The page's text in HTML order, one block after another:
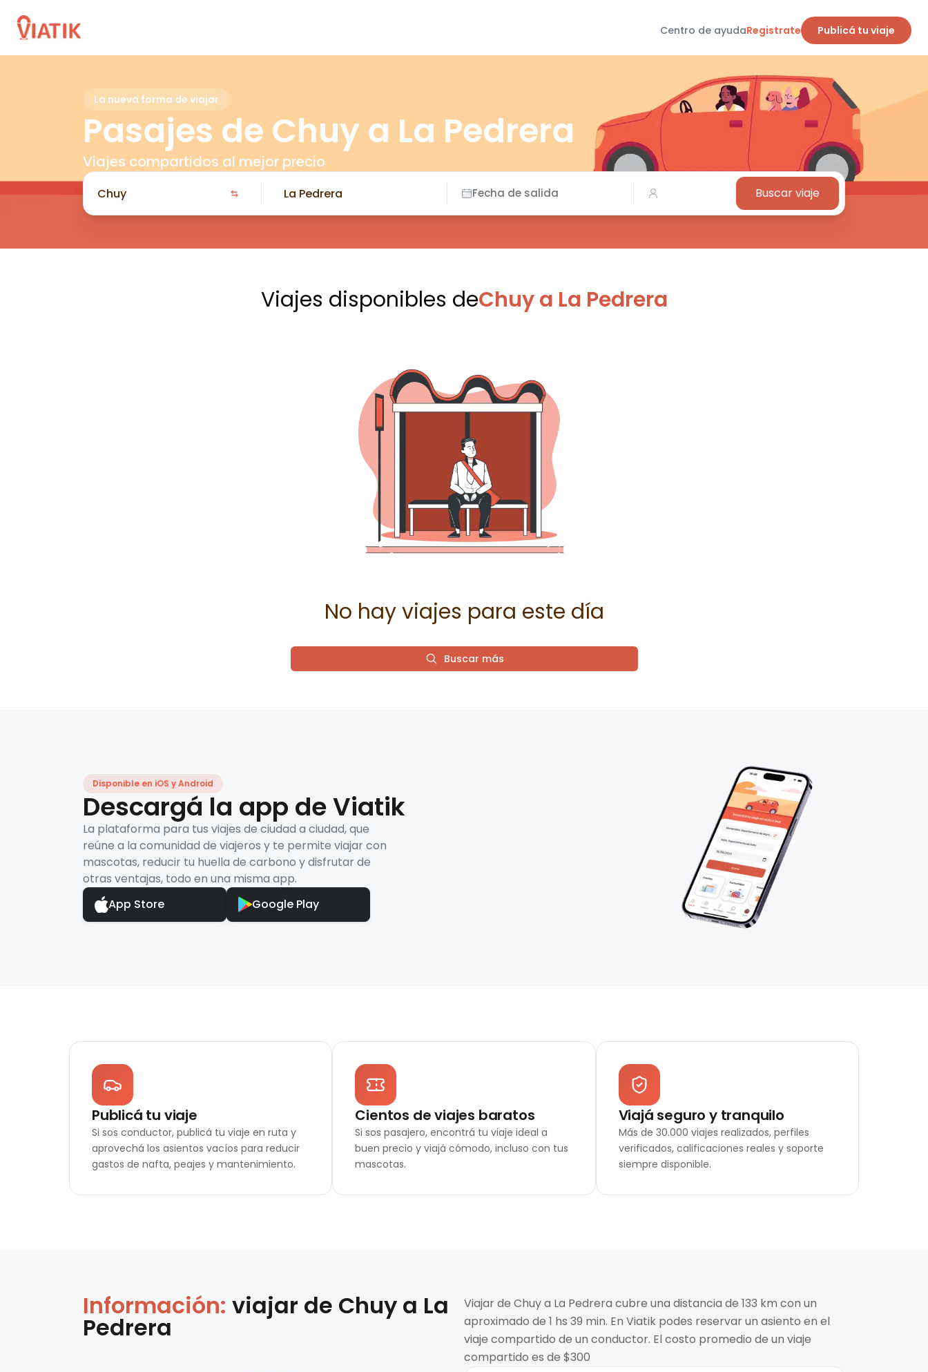
Centro de ayudaRegistrate Publicá tu viaje
La nueva forma de viajar
Pasajes de Chuy a La Pedrera
Viajes compartidos al mejor precio
Fecha de salida Buscar viaje
Viajes disponibles deChuy a La Pedrera
No hay viajes para este día
Buscar más
Disponible en iOS y Android
Descargá la app de Viatik
La plataforma para tus viajes de ciudad a ciudad, que
reúne a la comunidad de viajeros y te permite viajar con
mascotas, reducir tu huella de carbono y disfrutar de
otras ventajas, todo en una misma app.
App Store
Google Play
Publicá tu viaje
Si sos conductor, publicá tu viaje en ruta y
aprovechá los asientos vacíos para reducir
gastos de nafta, peajes y mantenimiento.
Cientos de viajes baratos
Si sos pasajero, encontrá tu viaje ideal a
buen precio y viajá cómodo, incluso con tus
mascotas.
Viajá seguro y tranquilo
Más de 30.000 viajes realizados, perfiles
verificados, calificaciones reales y soporte
siempre disponible.
Información: viajar de Chuy a La
Pedrera
Viajar de Chuy a La Pedrera cubre una distancia de 133 km con un
aproximado de 1 hs 39 min. En Viatik podes reservar un asiento en el
viaje compartido de un conductor. El costo promedio de un viaje
compartido es de $300